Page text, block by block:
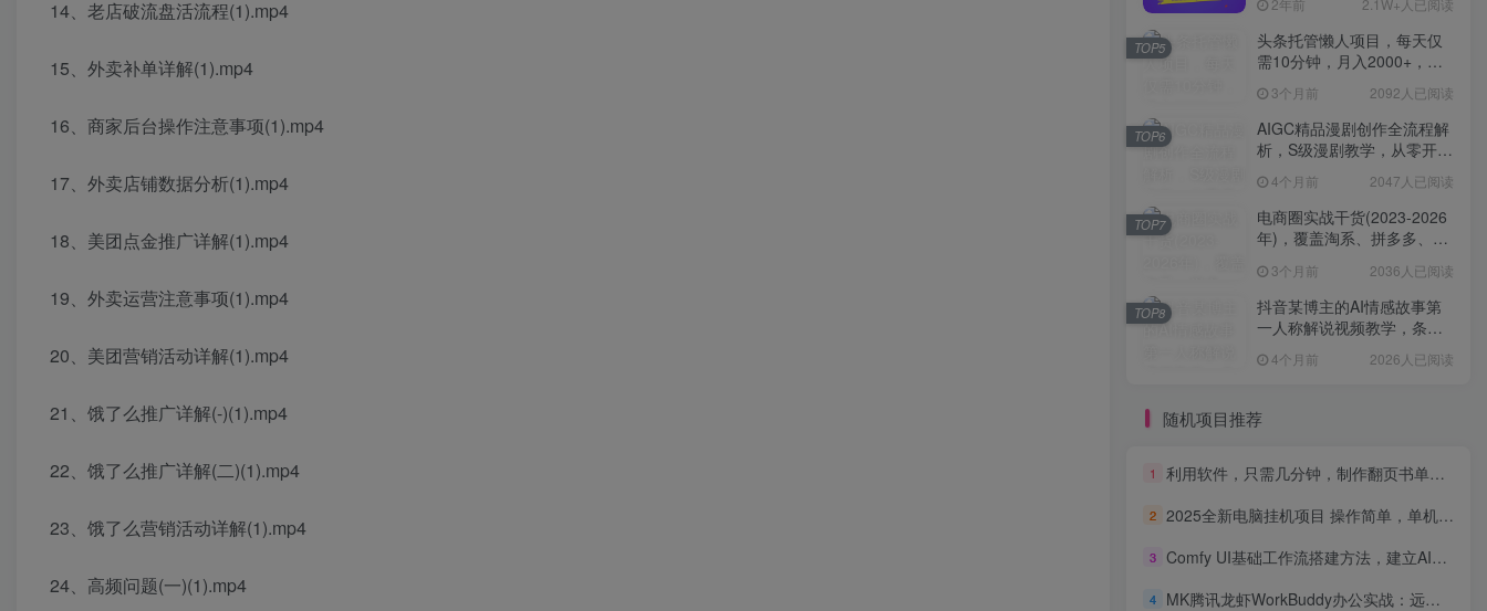
14、老店破流盘活流程(1).mp4
15、外卖补单详解(1).mp4
16、商家后台操作注意事项(1).mp4
17、外卖店铺数据分析(1).mp4
18、美团点金推广详解(1).mp4
19、外卖运营注意事项(1).mp4
20、美团营销活动详解(1).mp4
21、饿了么推广详解(-)(1).mp4
22、饿了么推广详解(二)(1).mp4
23、饿了么营销活动详解(1).mp4
24、高频问题(一)(1).mp4
2年前 2.1W+人已阅读
头条托管懒人项目，每天仅
需10分钟，月入2000+，纯
【揭秘】
3个月前 2092人已阅读
TOP5
AIGC精品漫剧创作全流程解
析，S级漫剧教学，从零开始
4个月前 2047人已阅读
TOP6
电商圈实战干货(2023-2026
年)，覆盖淘系、拼多多、抖
电商人避开坑、提效率、稳
盈利(更新4月)
3个月前 2036人已阅读
TOP7
抖音某博主的AI情感故事第
一人称解说视频教学，条条
4个月前 2026人已阅读
TOP8
随机项目推荐
1 利用软件，只需几分钟，制作翻页书单号，疯狂涨粉，单日轻松变现500+
2 2025全新电脑挂机项目 操作简单，单机当天收益1000+，收益无上限，可…
3 Comfy UI基础工作流搭建方法，建立AI辅助设计流程，大幅提升出图效率
4 MK腾讯龙虾WorkBuddy办公实战：远程多端操控，海量实用Skill自动化办公教程